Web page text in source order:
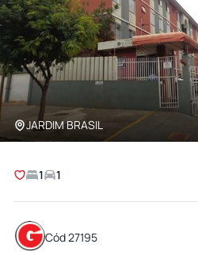
JARDIM BRASIL
1 1
Cód 27195